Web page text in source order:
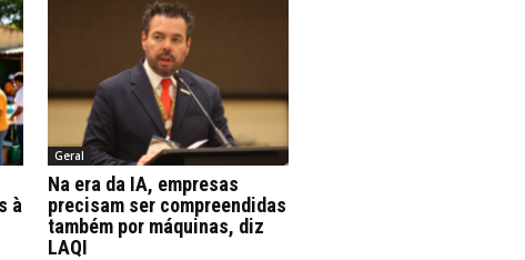
à
Geral
Na era da IA, empresas
precisam ser compreendidas
também por máquinas, diz
LAQI